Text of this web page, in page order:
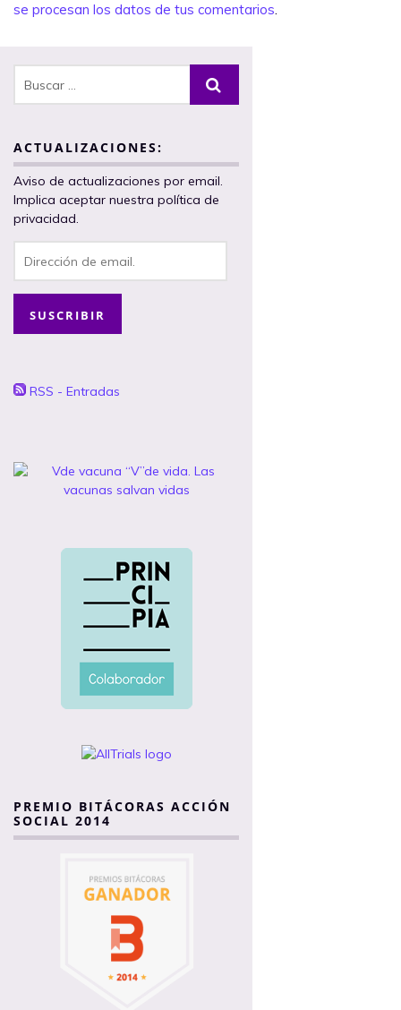
se procesan los datos de tus comentarios.
ACTUALIZACIONES:
Aviso de actualizaciones por email.
Implica aceptar nuestra política de
privacidad.
de
SUSCRIBIR
RSS - Entradas
PREMIO BITÁCORAS ACCIÓN
SOCIAL 2014